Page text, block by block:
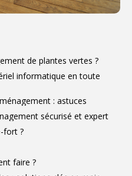
de plantes vertes ?
informatique en toute
: astuces
sécurisé et expert
fort ?
faire ?